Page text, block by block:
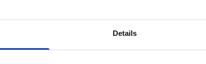
Details
saniert: Sämtliche Haustechnik: Ver- und
wie die Gasbrenntwertheizung mit Wasserspeicher
Fassade wurde bis ins Kellergeschoss gedämmt und
Im Erdgeschoss ...